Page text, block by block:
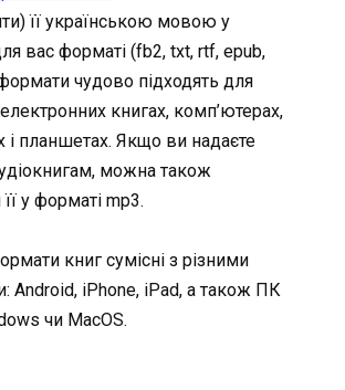
її українською мовою у
вас форматі (fb2, txt, rtf, epub,
чудово підходять для
книгах, комп’ютерах,
і планшетах. Якщо ви надаєте
можна також
у форматі mp3.
книг сумісні з різними
Android, iPhone, iPad, а також ПК
чи MacOS.